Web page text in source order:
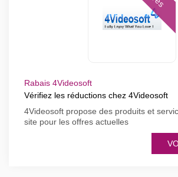
Rabais 4Videosoft
Vérifiez les réductions chez 4Videosoft
4Videosoft propose des produits et
site pour les offres actuelles